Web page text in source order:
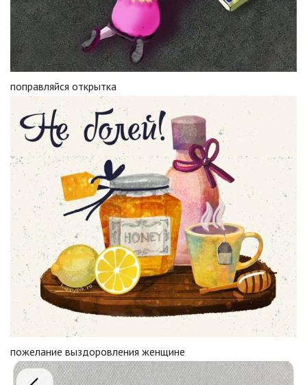
поправляйся открытка
пожелание выздоровления женщине